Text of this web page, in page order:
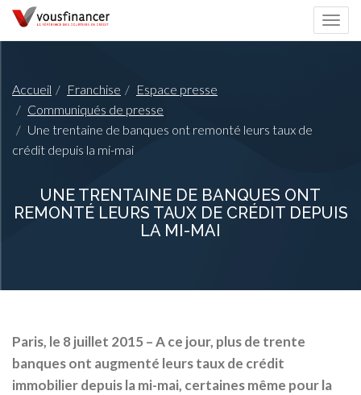
Accueil Franchise
Espace presse
Communiqués de presse
Une trentaine de banques ont remonté leurs taux de
crédit depuis la mi-mai
UNE TRENTAINE DE BANQUES ONT
REMONTÉ LEURS TAUX DE CRÉDIT DEPUIS
LA MI-MAI
Paris, le 8 juillet 2015 – A ce jour, plus de trente
banques ont augmenté leurs taux de crédit
immobilier depuis la mi-mai, certaines même pour la